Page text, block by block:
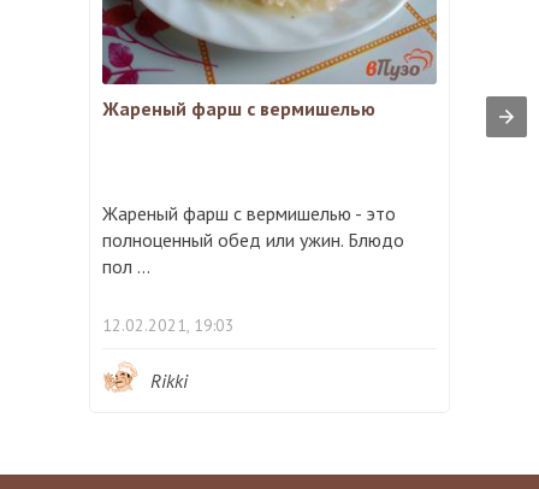
Жареный фарш с вермишелью
Жареный фарш с вермишелью - это
полноценный обед или ужин. Блюдо
пол ...
12.02.2021, 19:03
Rikki